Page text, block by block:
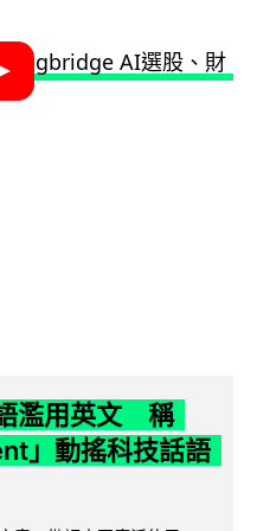
濫用英文 稱
」動搖科技話語